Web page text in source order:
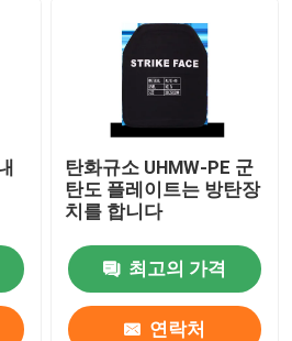
탄화규소 UHMW-PE 군
탄도 플레이트는 방탄장
치를 합니다
최고의 가격
연락처